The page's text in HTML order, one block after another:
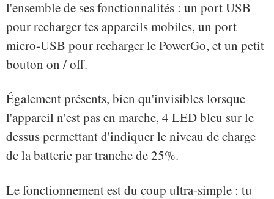
l'ensemble de ses fonctionnalités : un port USB
pour recharger tes appareils mobiles, un port
micro-USB pour recharger le PowerGo, et un petit
bouton on / off.
Également présents, bien qu'invisibles lorsque
l'appareil n'est pas en marche, 4 LED bleu sur le
dessus permettant d'indiquer le niveau de charge
de la batterie par tranche de 25%.
Le fonctionnement est du coup ultra-simple : tu